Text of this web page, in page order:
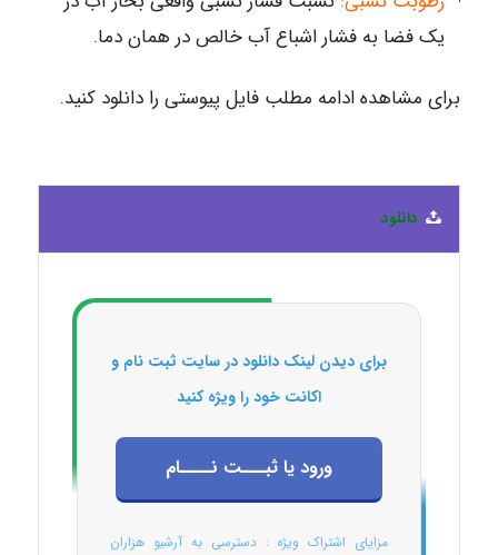
یک فضا به فشار اشباع آب خالص در همان دما.
برای مشاهده ادامه مطلب فایل پیوستی را دانلود کنید.
دانلود
برای دیدن لینک دانلود در سایت ثبت نام و
اکانت خود را ویژه کنید
ورود یا ثبـــت نــــام
مزایای اشتراک ویژه : دسترسی به آرشیو هزاران